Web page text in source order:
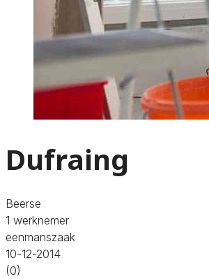
Dufraing
Beerse
1 werknemer
eenmanszaak
10-12-2014
(0)